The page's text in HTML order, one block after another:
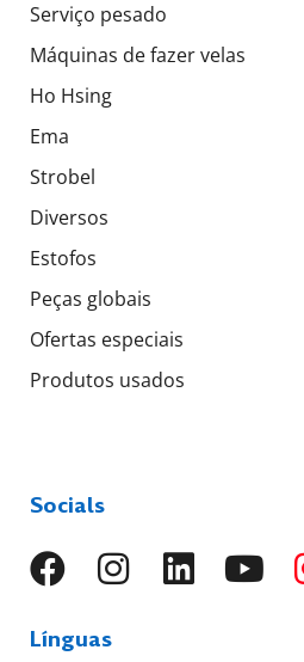
Serviço pesado
Máquinas de fazer velas
Ho Hsing
Ema
Strobel
Diversos
Estofos
Peças globais
Ofertas especiais
Produtos usados
Socials
Línguas